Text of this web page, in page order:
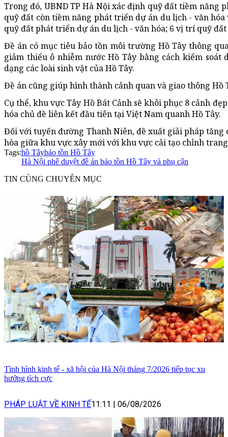
Trong đó, UBND TP Hà Nội xác định quỹ đất tiềm
quỹ đất còn tiềm năng phát triển dự án du lịch - văn
quỹ đất phát triển dự án du lịch - văn hóa; 6 vị trí quỹ
Đề án có mục tiêu bảo tồn môi trường Hồ Tây thông
giảm thiểu ô nhiễm nước Hồ Tây bằng cách kiểm
dạng các loài sinh vật của Hồ Tây.
Đề án cũng giúp hình thành cảnh quan và giao thông
Cụ thể, khu vực Tây Hồ Bát Cảnh sẽ khôi phục 8 cảnh
hóa chủ đề liên kết đầu tiên tại Việt Nam quanh Hồ Tây.
Đối với tuyến đường Thanh Niên, đề xuất giải pháp
hòa giữa khu vực xây mới với khu vực cải tạo chỉnh
Tags:hồ Tâybảo tồn Hồ Tây
Hà Nội phê duyệt đề án bảo tồn Hồ Tây và phụ cận
TIN CÙNG CHUYÊN MỤC
Tình hình kinh tế - xã hội của Hà Nội tháng 7/2026 tiếp tục xu
hướng tích cực
PHÁP LUẬT VỀ KINH TẾ11:11 06/08/2026